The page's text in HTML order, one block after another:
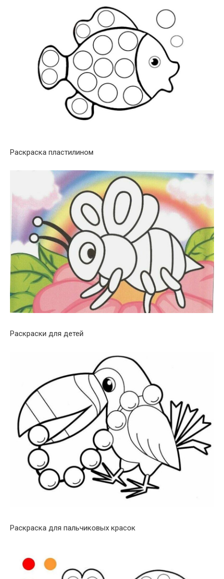
Раскраска пластилином
Раскраски для детей
Раскраска для пальчиковых красок